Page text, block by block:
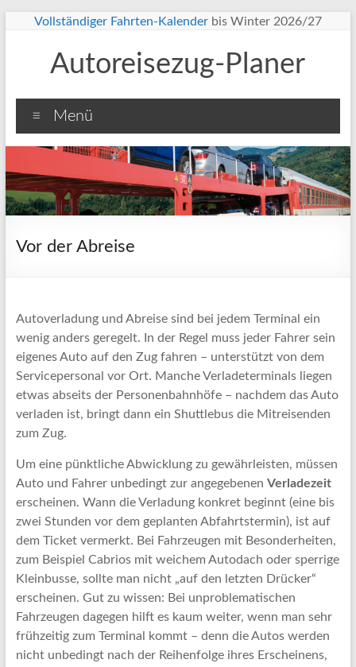
Vollständiger Fahrten-Kalenderbis Winter 2026/27
Autoreisezug-Planer
Menü
Vor der Abreise
Autoverladung und Abreise sind bei jedem Terminal ein
wenig anders geregelt. In der Regel muss jeder Fahrer sein
eigenes Auto auf den Zug fahren – unterstützt von dem
Servicepersonal vor Ort. Manche Verladeterminals liegen
etwas abseits der Personenbahnhöfe – nachdem das Auto
verladen ist, bringt dann ein Shuttlebus die Mitreisenden
zum Zug.
Um eine pünktliche Abwicklung zu gewährleisten, müssen
Auto und Fahrer unbedingt zur angegebenen Verladezeit
erscheinen. Wann die Verladung konkret beginnt (eine bis
zwei Stunden vor dem geplanten Abfahrtstermin), ist auf
dem Ticket vermerkt. Bei Fahrzeugen mit Besonderheiten,
zum Beispiel Cabrios mit weichem Autodach oder sperrige
Kleinbusse, sollte man nicht „auf den letzten Drücker“
erscheinen. Gut zu wissen: Bei unproblematischen
Fahrzeugen dagegen hilft es kaum weiter, wenn man sehr
frühzeitig zum Terminal kommt – denn die Autos werden
nicht unbedingt nach der Reihenfolge ihres Erscheinens,